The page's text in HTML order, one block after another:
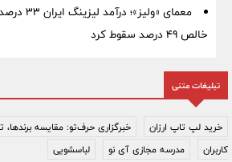
معمای
خالص ۴۹ درصد سقوط کرد
تبلیغات متنی
خرید لپ تاپ ارزان
خبرگزاری حرف‌تو: مقایسه
کاربران
مدرسه مجازی آی نو لباسشویی